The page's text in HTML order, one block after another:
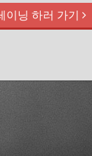
이닝 하러 가기